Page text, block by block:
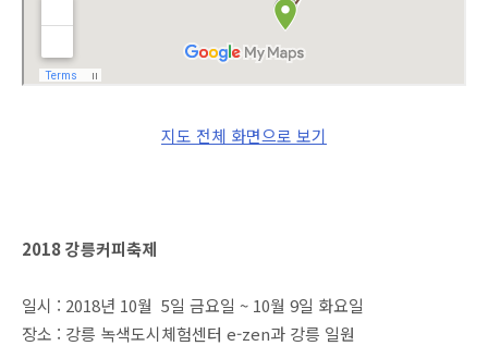
지도 전체 화면으로 보기
2018 강릉커피축제
일시 : 2018년 10월 5일 금요일 ~ 10월 9일 화요일
장소 : 강릉 녹색도시체험센터 e-zen과 강릉 일원